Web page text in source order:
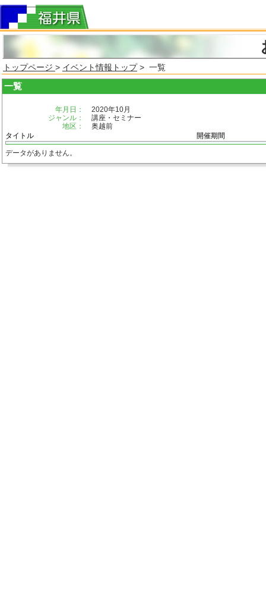
トップページ > イベント情報トップ> 一覧
一覧
年月日：
2020年10月
ジャンル：
講座・セミナー
地区：
奥越前
タイトル
開催期間
データがありません。